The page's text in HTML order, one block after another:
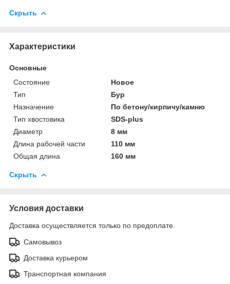
Скрыть
Характеристики
Основные
Состояние
Новое
Тип
Бур
Назначение
По бетону/кирпичу/камню
Тип хвостовика
SDS-plus
Диаметр
8 мм
Длина рабочей части
110 мм
Общая длина
160 мм
Скрыть
Условия доставки
Доставка осуществляется только по предоплате.
Самовывоз
Доставка курьером
Транспортная компания